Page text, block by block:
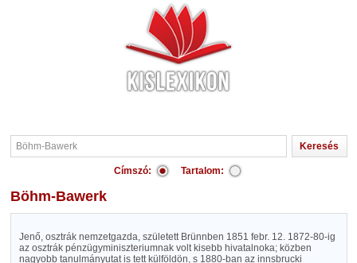
Címszó: Tartalom:
Böhm-Bawerk
Jenő, osztrák nemzetgazda, született Brünnben 1851 febr. 12. 1872-80-ig
az osztrák pénzügyminiszteriumnak volt kisebb hivatalnoka; közben
nagyobb tanulmányutat is tett külföldön, s 1880-ban az innsbrucki